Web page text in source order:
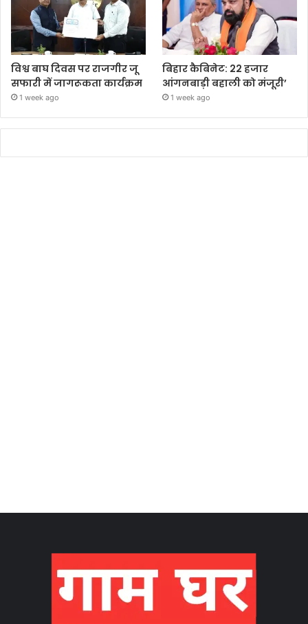
विश्व बाघ दिवस पर राजगीर जू
सफारी में जागरूकता कार्यक्रम
1 week ago
बिहार कैबिनेट: 22 हजार
आंगनबाड़ी बहाली को मंजूरी’
1 week ago